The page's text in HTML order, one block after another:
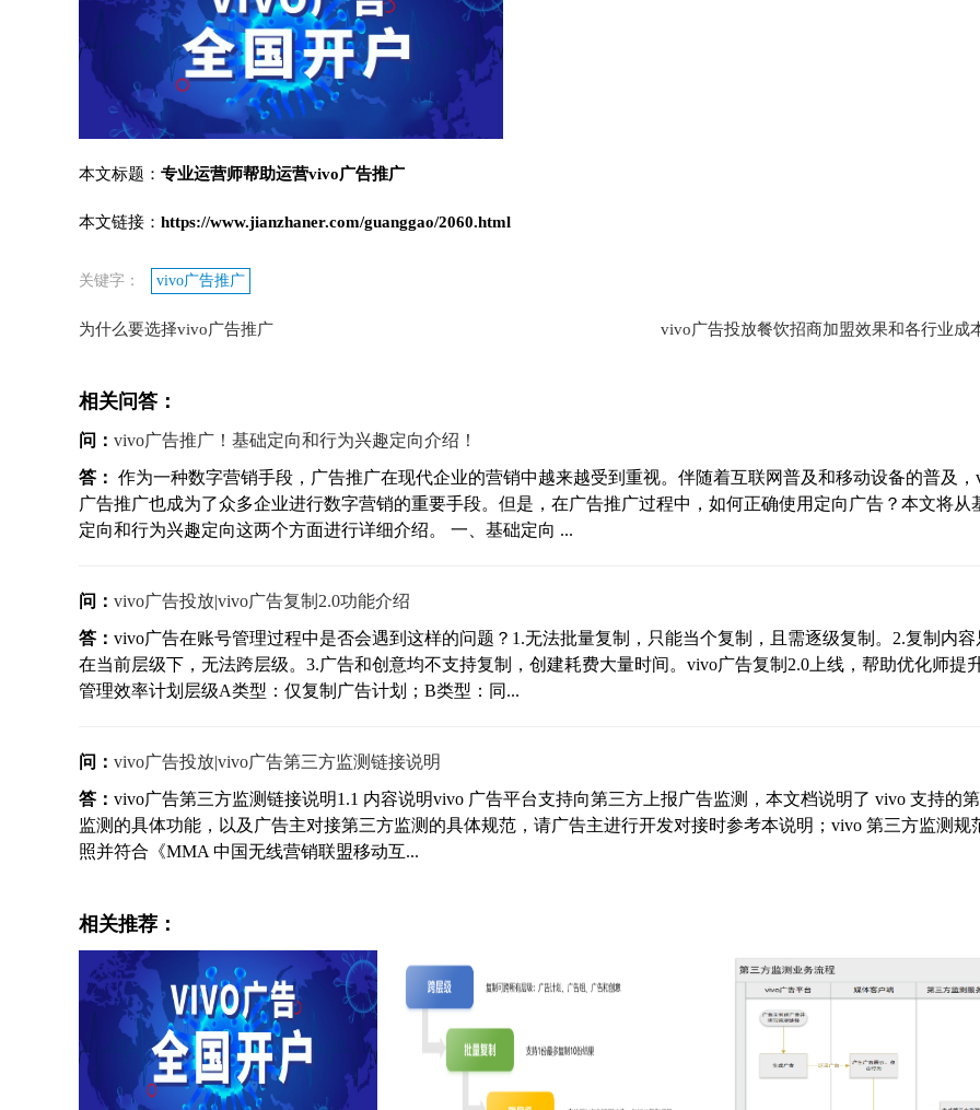
本文标题： 专业运营师帮助运营vivo广告推广
本文链接： https://www.jianzhaner.com/guanggao/2060.html
关键字： vivo广告推广
为什么要选择vivo广告推广 vivo广告投放餐饮招商加盟效果和各行业成
相关问答：
问： vivo广告推广！基础定向和行为兴趣定向介绍！
答： 作为一种数字营销手段，广告推广在现代企业的营销中越来越受到重视。伴随着互联网普及和移动设备的普及，
广告推广也成为了众多企业进行数字营销的重要手段。但是，在广告推广过程中，如何正确使用定向广告？本文将从
定向和行为兴趣定向这两个方面进行详细介绍。 一、基础定向 ...
问： vivo广告投放|vivo广告复制2.0功能介绍
答： vivo广告在账号管理过程中是否会遇到这样的问题？1.无法批量复制，只能当个复制，且需逐级复制。2.复制内容
在当前层级下，无法跨层级。3.广告和创意均不支持复制，创建耗费大量时间。vivo广告复制2.0上线，帮助优化师提
管理效率计划层级A类型：仅复制广告计划；B类型：同...
问： vivo广告投放|vivo广告第三方监测链接说明
答： vivo广告第三方监测链接说明1.1 内容说明vivo 广告平台支持向第三方上报广告监测，本文档说明了 vivo 支持的
监测的具体功能，以及广告主对接第三方监测的具体规范，请广告主进行开发对接时参考本说明；vivo 第三方监测规
照并符合《MMA 中国无线营销联盟移动互...
相关推荐：